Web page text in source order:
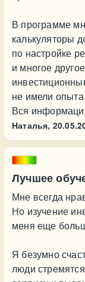
В программе
калькуляторы
по настройке
и многое
не имели
Вся
Наталья,
Лучшее
Мне всегда
Но изучение
меня еще
Я безумно
люди